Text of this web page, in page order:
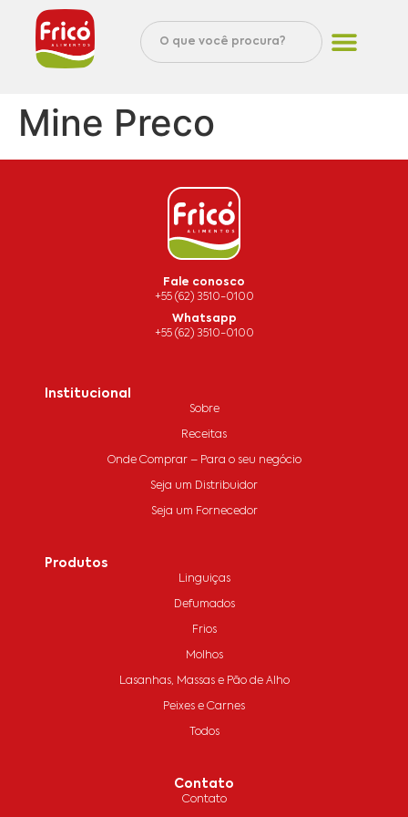
Mine Preco
Fale conosco
+55 (62) 3510-0100
Whatsapp
+55 (62) 3510-0100
Institucional
Sobre
Receitas
Onde Comprar – Para o seu negócio
Seja um Distribuidor
Seja um Fornecedor
Produtos
Linguiças
Defumados
Frios
Molhos
Lasanhas, Massas e Pão de Alho
Peixes e Carnes
Todos
Contato
Contato